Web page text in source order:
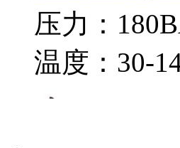
压力：
温度：30-